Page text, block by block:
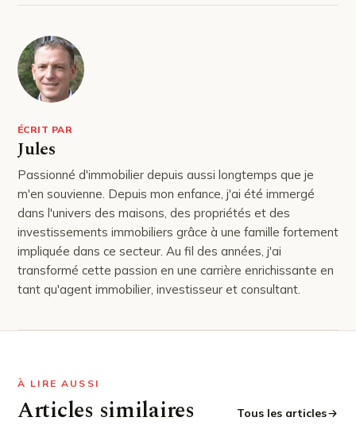
ÉCRIT PAR
Jules
Passionné d'immobilier depuis aussi longtemps que je
m'en souvienne. Depuis mon enfance, j'ai été immergé
dans l'univers des maisons, des propriétés et des
investissements immobiliers grâce à une famille fortement
impliquée dans ce secteur. Au fil des années, j'ai
transformé cette passion en une carrière enrichissante en
tant qu'agent immobilier, investisseur et consultant.
À LIRE AUSSI
Articles similaires Tous les articles